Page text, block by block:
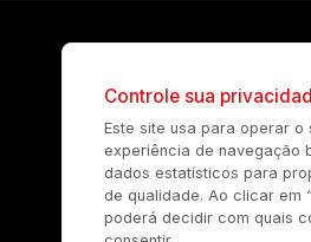
Controle sua
Este site usa para operar o
experiência de navegação
dados estatísticos para
de qualidade. Ao clicar em
poderá decidir com quais